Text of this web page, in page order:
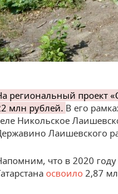
региональный проект
млн рублей. В его
Никольское
Лаишевского
что в 2020
освоило 2,87